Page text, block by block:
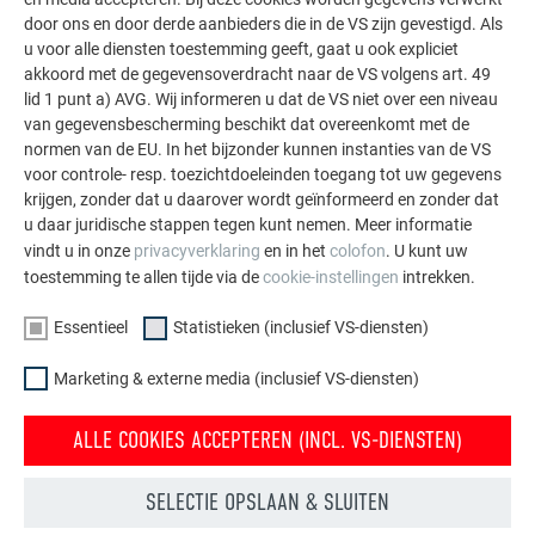
indrukwekkende projecten met de duurzame PREFA
aluminiumoplossingen voor dak, zonne-energie en
gevel.
MEER REFERENTIES BEKIJKEN
door ons en door derde aanbieders die in de VS zijn gevestigd. Als
u voor alle diensten toestemming geeft, gaat u ook expliciet
akkoord met de gegevensoverdracht naar de VS volgens art. 49
lid 1 punt a) AVG. Wij informeren u dat de VS niet over een niveau
van gegevensbescherming beschikt dat overeenkomt met de
normen van de EU. In het bijzonder kunnen instanties van de VS
voor controle- resp. toezichtdoeleinden toegang tot uw gegevens
krijgen, zonder dat u daarover wordt geïnformeerd en zonder dat
u daar juridische stappen tegen kunt nemen. Meer informatie
vindt u in onze privacyverklaring en in het colofon. U kunt uw
toestemming te allen tijde via decookie-instellingen intrekken.
Essentieel Statistieken (inclusief VS-diensten)
Marketing & externe media (inclusief VS-diensten)
ALLE COOKIES ACCEPTEREN (INCL. VS-DIENSTEN)
SELECTIE OPSLAAN & SLUITEN